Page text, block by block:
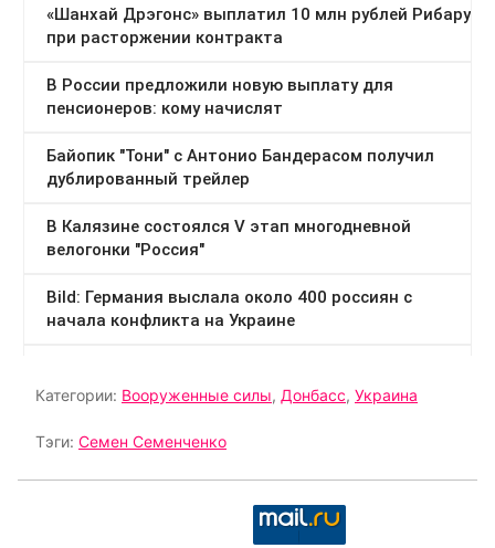
Категории: Вооруженные силы, Донбасс, Украина
Тэги: Семен Семенченко